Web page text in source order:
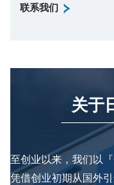
联系我们
关于
至创业以来，我们以
凭借创业初期从国外